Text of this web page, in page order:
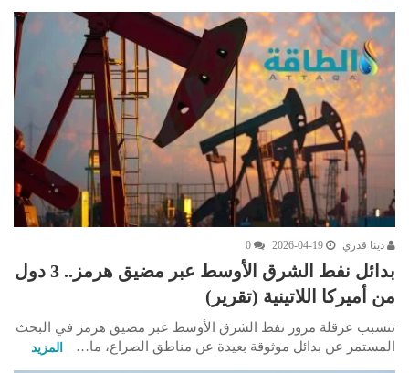
دينا قدري 2026-04-19
0
بدائل نفط الشرق الأوسط عبر مضيق هرمز.. 3 دول
من أميركا اللاتينية (تقرير)
تتسبب عرقلة مرور نفط الشرق الأوسط عبر مضيق هرمز في البحث
المستمر عن بدائل موثوقة بعيدة عن مناطق الصراع، ما…
المزيد